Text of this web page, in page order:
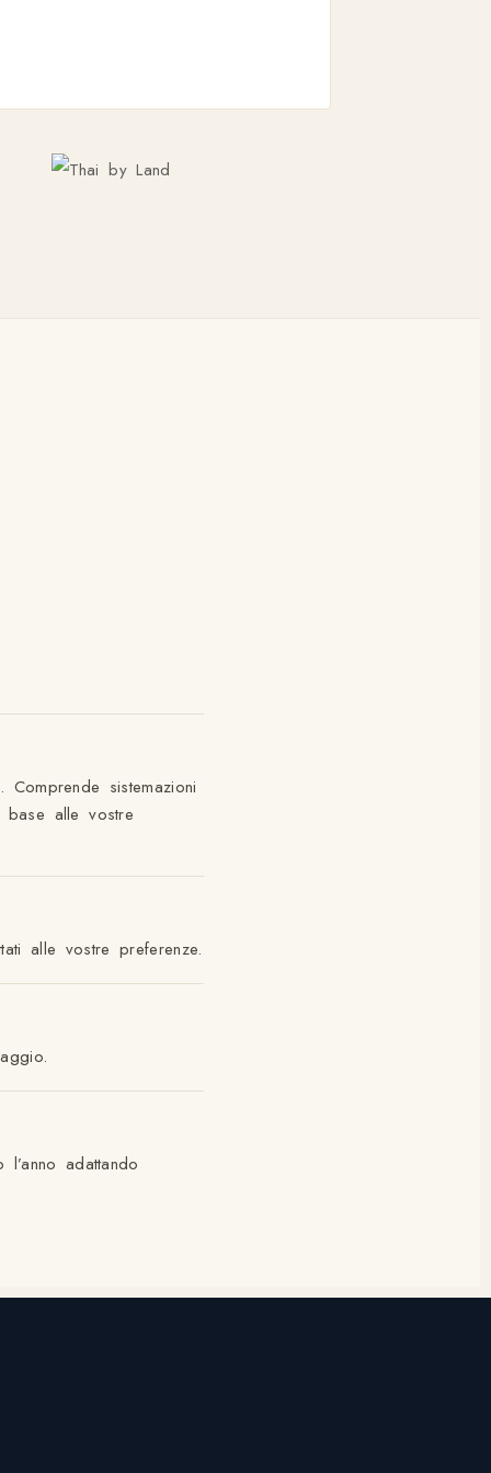
sistemazioni
base alle vostre
alle vostre preferenze.
adattando